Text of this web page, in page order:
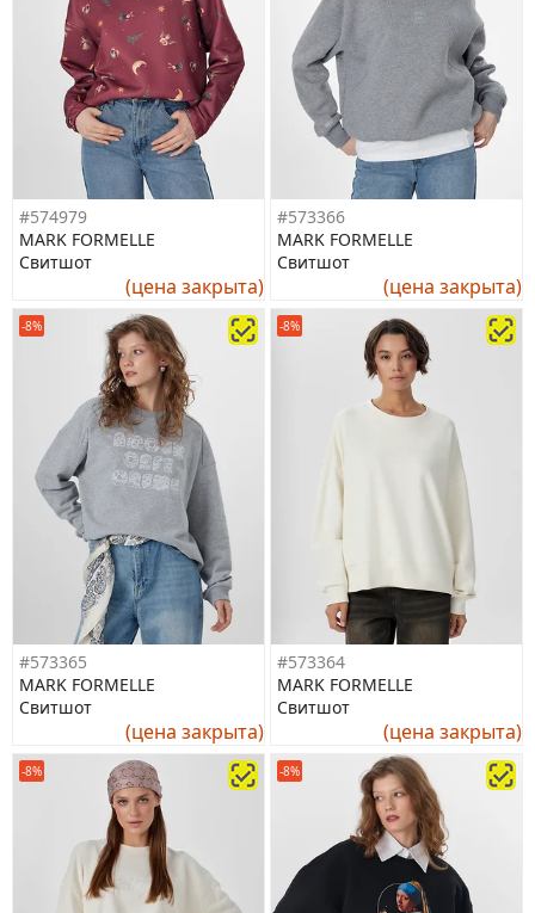
#574979
MARK FORMELLE
Свитшот
(цена закрыта)
#573366
MARK FORMELLE
Свитшот
(цена закрыта)
-8%
#573365
MARK FORMELLE
Свитшот
(цена закрыта)
-8%
#573364
MARK FORMELLE
Свитшот
(цена закрыта)
-8% -8%